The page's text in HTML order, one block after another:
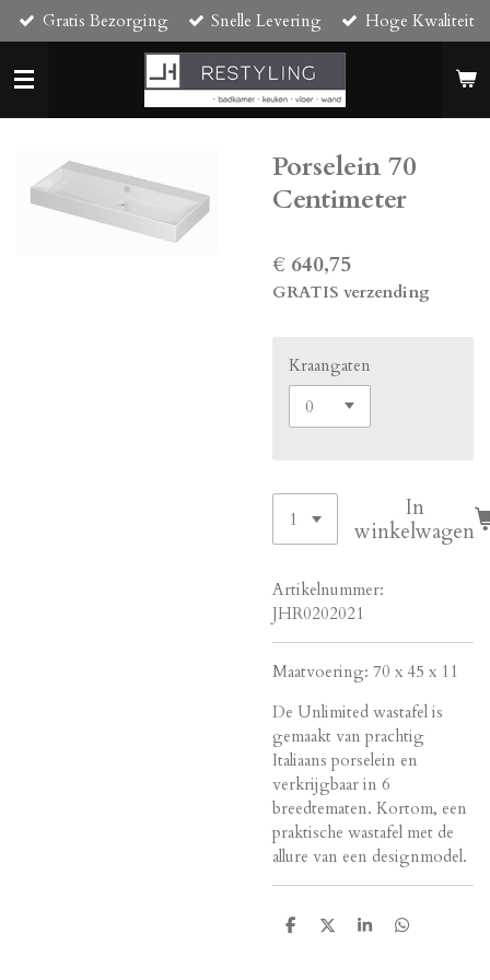
Ga
direct
naar
de
hoofdinhoud
Gratis Bezorging Snelle Levering Hoge Kwaliteit
Porselein 70
Centimeter
€ 640,75
GRATIS verzending
Kraangaten
In
winkelwagen
Artikelnummer:
JHR0202021
Maatvoering: 70 x 45 x 11
De Unlimited wastafel is
gemaakt van prachtig
Italiaans porselein en
verkrijgbaar in 6
breedtematen. Kortom, een
praktische wastafel met de
allure van een designmodel.
D
D
S
D